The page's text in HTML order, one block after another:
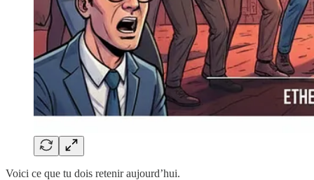
Voici ce que tu dois retenir aujourd’hui.